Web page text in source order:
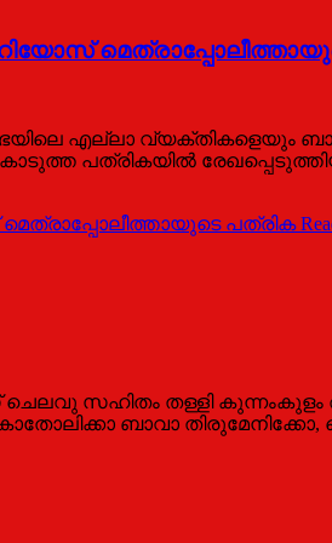
എല്ലാ വ്യക്തികളെയും
പത്രികയില്‍
പത്രിക
സഹിതം തള്ളി
ബാവാ തിരുമേനിക്കോ,